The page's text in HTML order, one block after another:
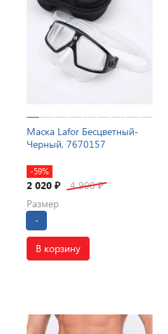
Маска Lafor Бесцветный-
Черный, 7670157
-59%
2 020 ₽ 4 900₽
Размер
-
В корзину